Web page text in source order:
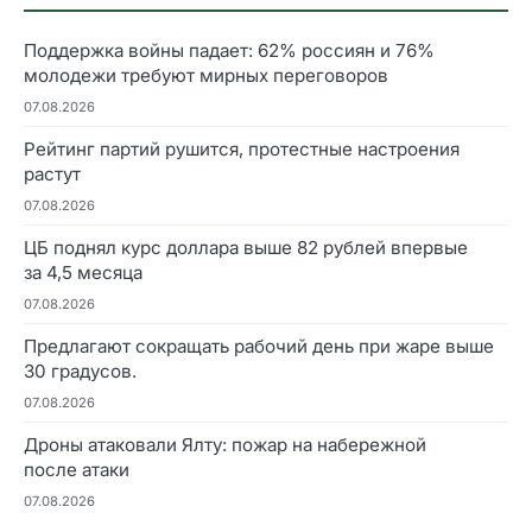
Поддержка войны падает: 62% россиян и 76%
молодежи требуют мирных переговоров
07.08.2026
Рейтинг партий рушится, протестные настроения
растут
07.08.2026
ЦБ поднял курс доллара выше 82 рублей впервые
за 4,5 месяца
07.08.2026
Предлагают сокращать рабочий день при жаре выше
30 градусов.
07.08.2026
Дроны атаковали Ялту: пожар на набережной
после атаки
07.08.2026